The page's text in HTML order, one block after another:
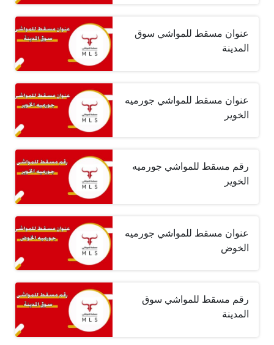
عنوان مسقط للمواشي سوق
المدينة
عنوان مسقط للمواشي جورميه
الخوير
رقم مسقط للمواشي جورميه
الخوير
عنوان مسقط للمواشي جورميه
الخوض
رقم مسقط للمواشي سوق
المدينة